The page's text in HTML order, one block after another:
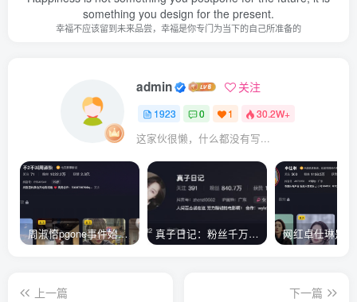
something you design for the present.
幸福不应该留到未来品尝，幸福是你专门为当下的自己所准备的
admin 关注
1923 0 1 30.2W+
这家伙很懒，什么都没有写...
周淑怡pgone事件始末，周淑怡现状 真子日记：粉丝千万的真子日记是最懂反转的网红吗？
上一篇
下一篇